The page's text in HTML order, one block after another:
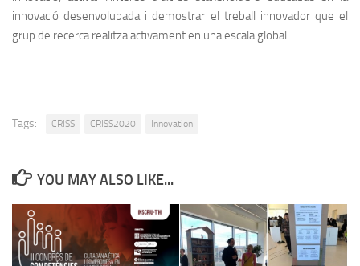
innovació desenvolupada i demostrar el treball innovador que el
grup de recerca realitza activament en una escala global.
Tags: CRISS CRISS2020 Innovation
YOU MAY ALSO LIKE...